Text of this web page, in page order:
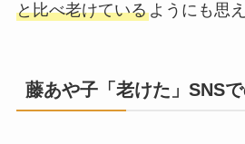
と比べ老けているようにも思え
藤あや子「老けた」SNS